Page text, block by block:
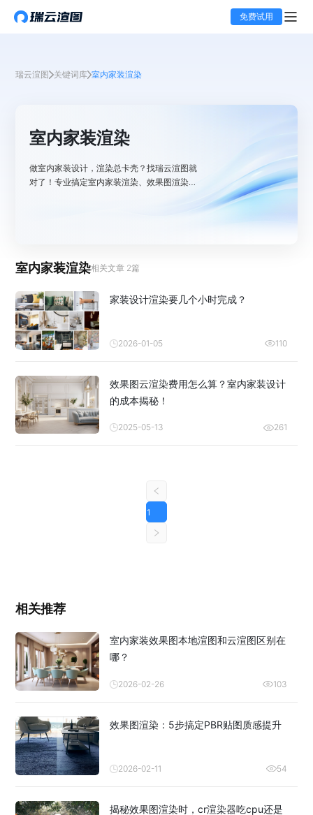
免费试用
瑞云渲图 关键词库 室内家装渲染
室内家装渲染
做室内家装设计，渲染总卡壳？找瑞云渲图就
对了！专业搞定室内家装渲染、效果图渲染，
室内家装渲染相关文章 2篇
家装设计渲染要几个小时完成？
2026-01-05 110
效果图云渲染费用怎么算？室内家装设计
的成本揭秘！
2025-05-13 261
1
相关推荐
室内家装效果图本地渲图和云渲图区别在
哪？
2026-02-26 103
效果图渲染：5步搞定PBR贴图质感提升
2026-02-11 54
揭秘效果图渲染时，cr渲染器吃cpu还是